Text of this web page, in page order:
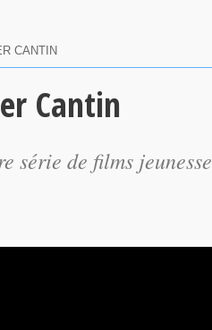
CANTIN
Cantin
série de films jeunesse